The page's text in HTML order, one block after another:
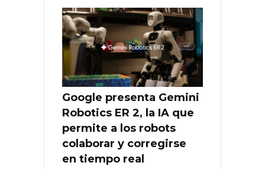
Google presenta Gemini
Robotics ER 2, la IA que
permite a los robots
colaborar y corregirse
en tiempo real